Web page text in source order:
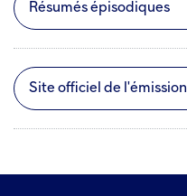
Résumés épisodiques
Site officiel de l'émission